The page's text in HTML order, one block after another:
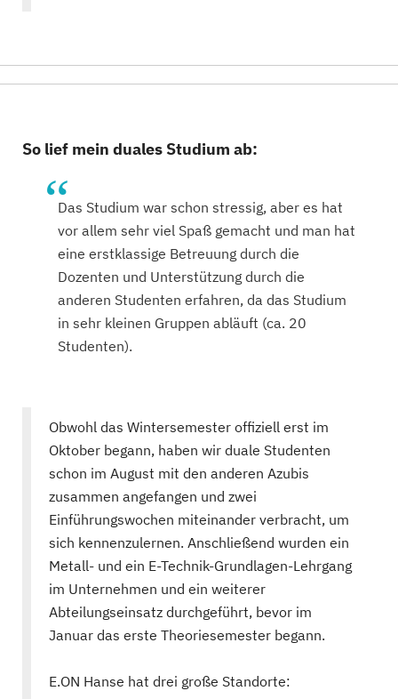
So lief mein duales Studium ab:
Das Studium war schon stressig, aber es hat
vor allem sehr viel Spaß gemacht und man hat
eine erstklassige Betreuung durch die
Dozenten und Unterstützung durch die
anderen Studenten erfahren, da das Studium
in sehr kleinen Gruppen abläuft (ca. 20
Studenten).
Obwohl das Wintersemester offiziell erst im
Oktober begann, haben wir duale Studenten
schon im August mit den anderen Azubis
zusammen angefangen und zwei
Einführungswochen miteinander verbracht, um
sich kennenzulernen. Anschließend wurden ein
Metall- und ein E-Technik-Grundlagen-Lehrgang
im Unternehmen und ein weiterer
Abteilungseinsatz durchgeführt, bevor im
Januar das erste Theoriesemester begann.
E.ON Hanse hat drei große Standorte: